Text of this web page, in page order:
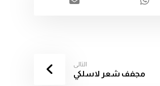
التالى
مجفف شعر لاسلكي